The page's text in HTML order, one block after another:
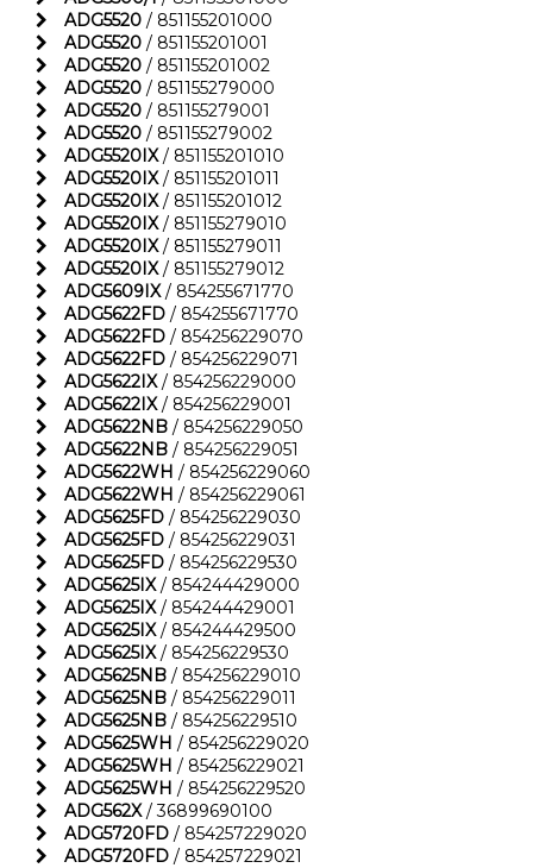
ADG5520 / 851155201000
ADG5520 / 851155201001
ADG5520 / 851155201002
ADG5520 / 851155279000
ADG5520 / 851155279001
ADG5520 / 851155279002
ADG5520IX/ 851155201010
ADG5520IX/ 851155201011
ADG5520IX/ 851155201012
ADG5520IX/ 851155279010
ADG5520IX/ 851155279011
ADG5520IX/ 851155279012
ADG5609IX/ 854255671770
ADG5622FD / 854255671770
ADG5622FD / 854256229070
ADG5622FD / 854256229071
ADG5622IX/ 854256229000
ADG5622IX/ 854256229001
ADG5622NB / 854256229050
ADG5622NB / 854256229051
ADG5622WH / 854256229060
ADG5622WH / 854256229061
ADG5625FD / 854256229030
ADG5625FD / 854256229031
ADG5625FD / 854256229530
ADG5625IX/ 854244429000
ADG5625IX/ 854244429001
ADG5625IX/ 854244429500
ADG5625IX/ 854256229530
ADG5625NB / 854256229010
ADG5625NB / 854256229011
ADG5625NB / 854256229510
ADG5625WH / 854256229020
ADG5625WH / 854256229021
ADG5625WH / 854256229520
ADG562X/ 36899690100
ADG5720FD / 854257229020
ADG5720FD / 854257229021